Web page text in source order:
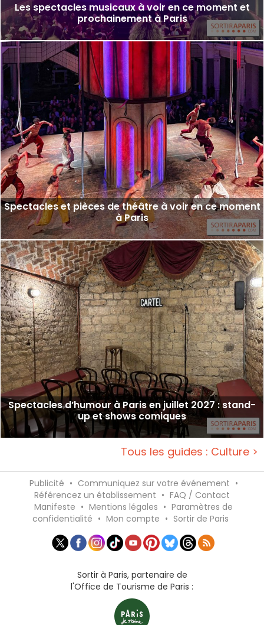
Les spectacles musicaux à voir en ce moment et
prochainement à Paris
Spectacles et pièces de théâtre à voir en ce moment
à Paris
Spectacles d’humour à Paris en juillet 2027 : stand-
up et shows comiques
Tous les guides : Culture >
Publicité • Communiquez sur votre événement •
Référencez un établissement • FAQ / Contact
Manifeste • Mentions légales • Paramètres de
confidentialité • Mon compte • Sortir de Paris
Sortir à Paris, partenaire de
l'Office de Tourisme de Paris :